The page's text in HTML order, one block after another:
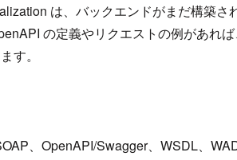
は、バックエンドがまだ構築
の定義やリクエストの例があれ
す。
、OpenAPI/Swagger、WSDL、